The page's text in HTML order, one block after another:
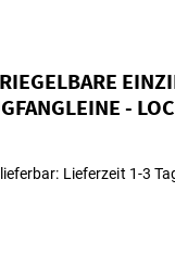
-
Lieferzeit 1-3